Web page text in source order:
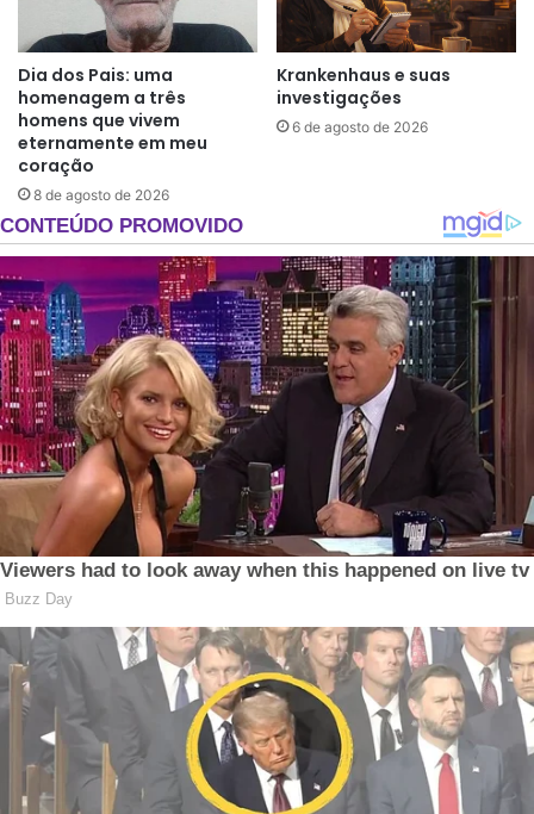
Dia dos Pais: uma
homenagem a três
homens que vivem
eternamente em meu
coração
8 de agosto de 2026
Krankenhaus e suas
investigações
6 de agosto de 2026